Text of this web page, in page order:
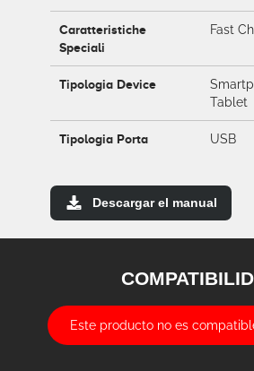
Caratteristiche
Speciali
Fast
Tipologia Device
Tablet
Tipologia Porta USB
Descargar el manual
Este producto no es